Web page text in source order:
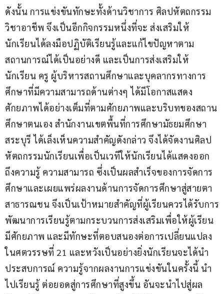
ดังนั้น การแข่งขันทักษะทั้งด้านวิชาการ ศิลปหัตถกรรม
วิชาอาชีพ จึงเป็นอีกกิจกรรมหนึ่งที่จะ ส่งเสริมให้
นักเรียนได้ลงมือปฏิบัติเรียนรู้และแก้ไขปัญหาตาม
สถานการณ์ได้เป็นอย่างดี และเป็นการส่งเสริมให้
นักเรียน ครู ผู้บริหารสถานศึกษาและบุคลากรทางการ
ศึกษาที่มีความสามารถด้านต่างๆ ได้มีโอกาสแสดง
ศักยภาพได้อย่างเต็มที่ตามศักยภาพและบริบทของสถาน
ศึกษาตนเอง สำนักงานเขตพื้นที่การศึกษามัธยมศึกษา
สระบุรี ได้เล็งเห็นความสำคัญดังกล่าว จึงได้จัดงานศิลป
หัตถกรรมนักเรียนเพื่อเป็นเวทีให้นักเรียนได้แสดงออก
ถึงความรู้ ความสามารถ ซึ่งเป็นผลสำเร็จของการจัดการ
ศึกษาและเผยแพร่ผลงานด้านการจัดการศึกษาสู่สายตา
สาธารณชน จึงเป็นเป้าหมายสำคัญที่ผู้เรียนควรได้รับการ
พัฒนาการเรียนรู้ตามกระบวนการส่งเสริมเพื่อให้ผู้เรียน
มีศักยภาพ และมีทักษะที่ตอบสนองต่อการเปลี่ยนแปลง
ในศตวรรษที่ 21 และหวังเป็นอย่างยิ่งนักเรียนจะได้นำ
ประสบการณ์ ความรู้จากผลงานการแข่งขันในครั้งนี้ นำ
ไปเรียนรู้ ต่อยอดสู่การศึกษาที่สูงขึ้น อันจะนำไปสู่ผล